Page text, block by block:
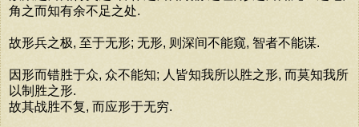
角之而知有余不足之处.
故形兵之极, 至于无形; 无形, 则深间不能窥, 智者不能谋.
因形而错胜于众, 众不能知; 人皆知我所以胜之形, 而莫知我所
以制胜之形.
故其战胜不复, 而应形于无穷.